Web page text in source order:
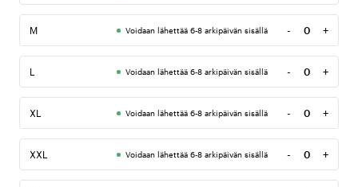
M Voidaan lähettää 6-8 arkipäivän sisällä -
Määrä
+
L Voidaan lähettää 6-8 arkipäivän sisällä -
Määrä
+
XL Voidaan lähettää 6-8 arkipäivän sisällä -
Määrä
+
XXL Voidaan lähettää 6-8 arkipäivän sisällä -
Määrä
+